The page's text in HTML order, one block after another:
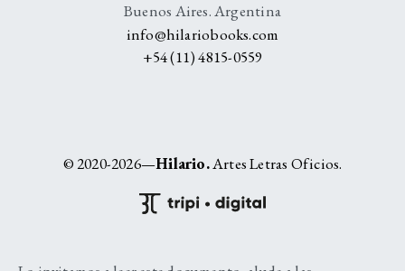
Buenos Aires. Argentina
info@hilariobooks.com
+54 (11) 4815-0559
© 2020-2026—Hilario.Artes Letras Oficios.